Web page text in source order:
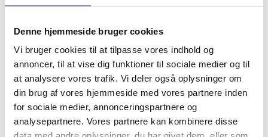
Denne hjemmeside bruger cookies
Vi bruger cookies til at tilpasse vores indhold og
annoncer, til at vise dig funktioner til sociale medier og til
at analysere vores trafik. Vi deler også oplysninger om
din brug af vores hjemmeside med vores partnere inden
for sociale medier, annonceringspartnere og
analysepartnere. Vores partnere kan kombinere disse
Pakkes og sendes på emballagetype: Pakke
Naturprodukt – variationer forekommer
Granit er et naturmateriale, og variationer i farve og
struktur forekommer. Billeder og farveprøver er